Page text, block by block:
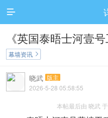

《英国泰晤士河壹号
幕墙资讯 
晓武 版主
2026-5-28 05:58:55
本帖最后由 晓武